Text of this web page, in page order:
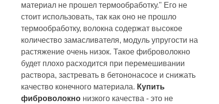
материал не прошел термообработку." Его не
стоит использовать, так как оно не прошло
термообработку, волокна содержат высокое
количество замасливателя, модуль упругости на
растяжение очень низок. Такое фиброволокно
будет плохо расходится при перемешивании
раствора, застревать в бетононасосе и снижать
качество конечного материала. Купить
фиброволокнонизкого качества - это не